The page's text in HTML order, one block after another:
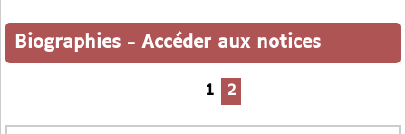
Biographies - Accéder aux notices
1 2